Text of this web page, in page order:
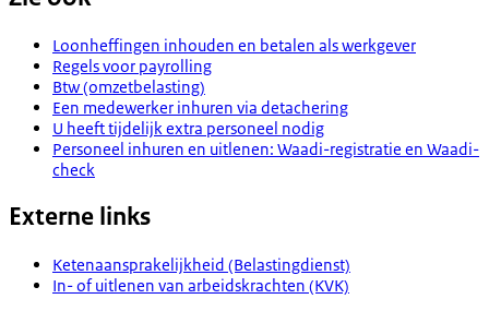
Loonheffingen inhouden en betalen als werkgever
Regels voor payrolling
Btw (omzetbelasting)
Een medewerker inhuren via detachering
U heeft tijdelijk extra personeel nodig
Personeel inhuren en uitlenen: Waadi-registratie en Waadi-
check
Externe links
Ketenaansprakelijkheid (Belastingdienst)
In- of uitlenen van arbeidskrachten (KVK)